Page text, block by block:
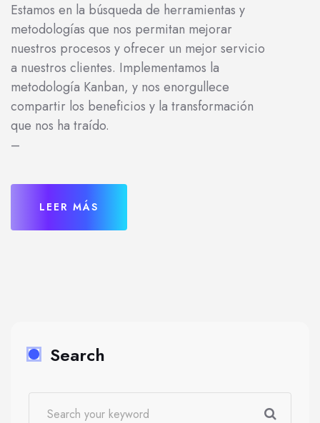
Estamos en la búsqueda de herramientas y
metodologías que nos permitan mejorar
nuestros procesos y ofrecer un mejor servicio
a nuestros clientes. Implementamos la
metodología Kanban, y nos enorgullece
compartir los beneficios y la transformación
que nos ha traído.
–
LEER MÁS
Search